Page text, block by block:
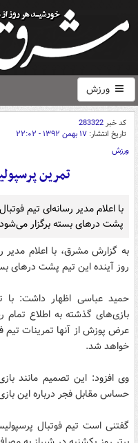
ورزش
کد خبر283322
تاریخ انتشار: ۱۷ بهمن ۱۳۹۲ - ۲۲:۰۲
ورزش
تمرین
پشت در‌های بسته برگزار
روز آینده این تیم پشت در‌های
حمید عباسی اظهار داشت: با
بازی‌های گذشته به اطلاع تمام
عرض پوزش از آنها تمرینات تیم
خواهد شد.
وی افزود: این تصمیم مانند
حساس مقابل فجر درباره این
گفتنی است تیم فوتبال